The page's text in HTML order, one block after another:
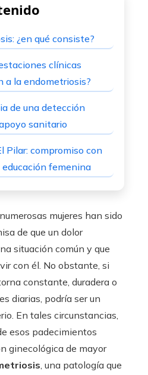
¿en qué consiste?
clínicas
a la endometriosis?
de una detección
sanitario
Pilar: compromiso con
educación femenina
mujeres han sido
de que un dolor
situación común y que
con él. No obstante, si
constante, duradera o
diarias, podría ser un
En tales circunstancias,
esos padecimientos
ginecológica de mayor
, una patología que